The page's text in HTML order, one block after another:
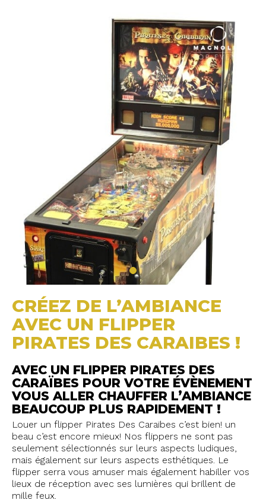
CRÉEZ DE L’AMBIANCE
AVEC UN FLIPPER
PIRATES DES CARAIBES !
AVEC UN FLIPPER PIRATES DES
CARAÏBES POUR VOTRE ÉVÈNEMENT
VOUS ALLER CHAUFFER L’AMBIANCE
BEAUCOUP PLUS RAPIDEMENT !
Louer un flipper Pirates Des Caraïbes c’est bien! un
beau c’est encore mieux! Nos flippers ne sont pas
seulement sélectionnés sur leurs aspects ludiques,
mais également sur leurs aspects esthétiques. Le
flipper serra vous amuser mais également habiller vos
lieux de réception avec ses lumières qui brillent de
mille feux.